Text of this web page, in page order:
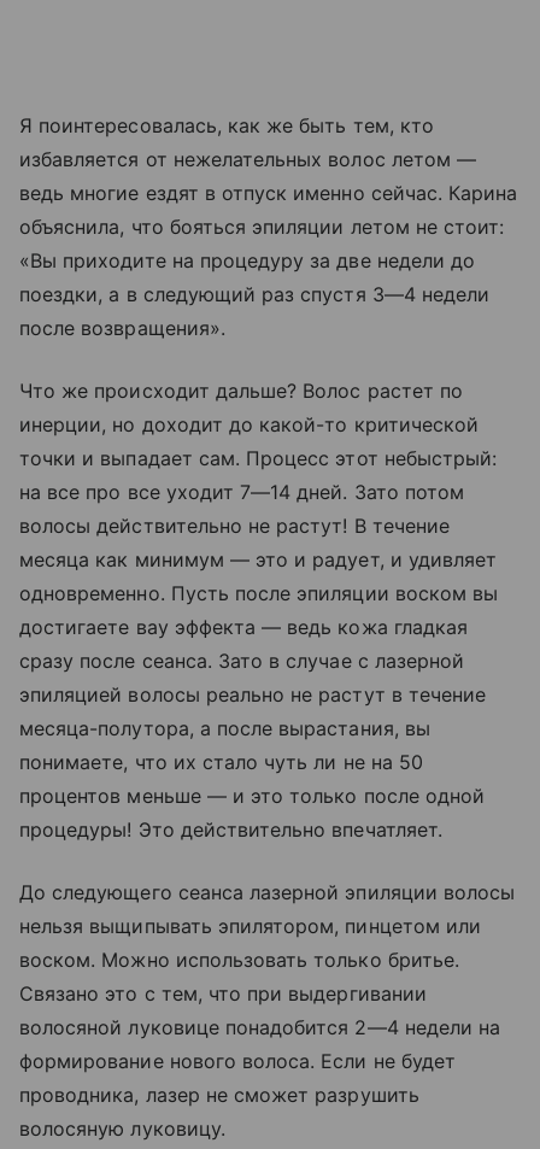
Я поинтересовалась, как же быть тем, кто
избавляется от нежелательных волос летом —
ведь многие ездят в отпуск именно сейчас. Карина
объяснила, что бояться эпиляции летом не стоит:
«Вы приходите на процедуру за две недели до
поездки, а в следующий раз спустя 3—4 недели
после возвращения».
Что же происходит дальше? Волос растет по
инерции, но доходит до какой-то критической
точки и выпадает сам. Процесс этот небыстрый:
на все про все уходит 7—14 дней. Зато потом
волосы действительно не растут! В течение
месяца как минимум — это и радует, и удивляет
одновременно. Пусть после эпиляции воском вы
достигаете вау эффекта — ведь кожа гладкая
сразу после сеанса. Зато в случае с лазерной
эпиляцией волосы реально не растут в течение
месяца-полутора, а после вырастания, вы
понимаете, что их стало чуть ли не на 50
процентов меньше — и это только после одной
процедуры! Это действительно впечатляет.
До следующего сеанса лазерной эпиляции волосы
нельзя выщипывать эпилятором, пинцетом или
воском. Можно использовать только бритье.
Связано это с тем, что при выдергивании
волосяной луковице понадобится 2—4 недели на
формирование нового волоса. Если не будет
проводника, лазер не сможет разрушить
волосяную луковицу.